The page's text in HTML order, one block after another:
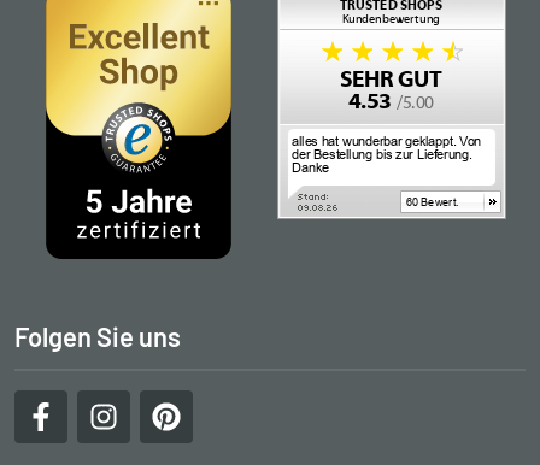
Folgen Sie uns